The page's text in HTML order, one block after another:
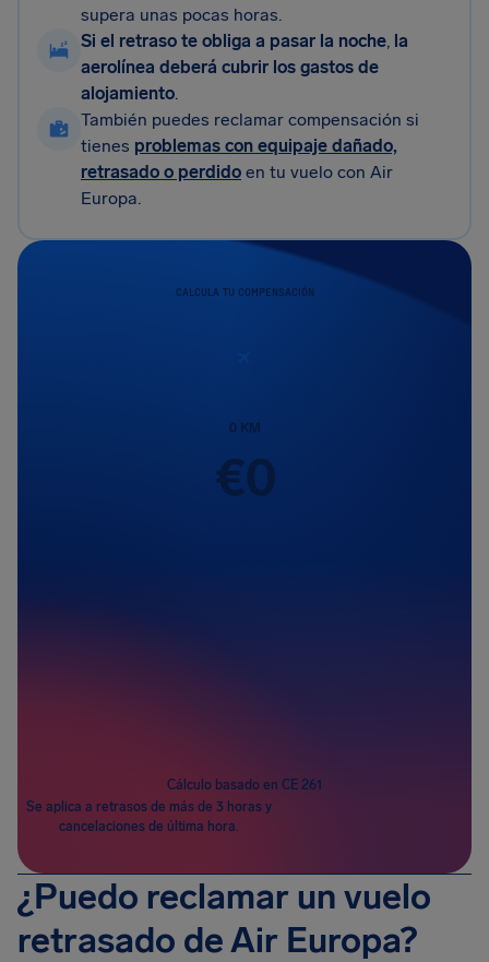
supera unas pocas horas.
Si el retraso te obliga a pasar la noche, la
aerolínea deberá cubrir los gastos de
alojamiento.
También puedes reclamar compensación si
tienes problemas con equipaje dañado,
retrasado o perdido en tu vuelo con Air
Europa.
CALCULA TU COMPENSACIÓN
0KM
€0
Cálculo basado en CE 261
Se aplica a retrasos de más de 3 horas y
cancelaciones de última hora.
¿Puedo reclamar un vuelo
retrasado de Air Europa?